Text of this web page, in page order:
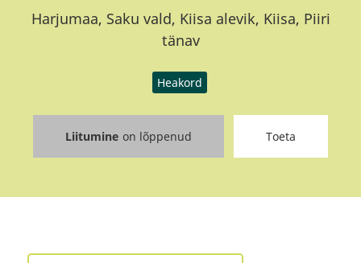
Harjumaa, Saku vald, Kiisa alevik, Kiisa, Piiri
tänav
Heakord
Liitumine on lõppenud Toeta